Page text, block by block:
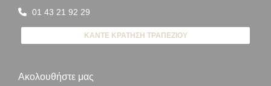
01 43 21 92 29
ΚΆΝΤΕ ΚΡΆΤΗΣΗ ΤΡΑΠΕΖΙΟΎ
Ακολουθήστε μας